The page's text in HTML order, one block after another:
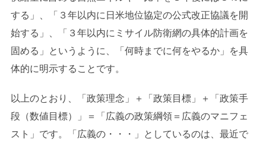
する」、「３年以内に日米地位協定の公式改正協議を開
始する」、「３年以内にミサイル防衛網の具体的計画を
固める」というように、「何時までに何をやるか」を具
体的に明示することです。
以上のとおり、「政策理念」＋「政策目標」＋「政策手
段（数値目標）」＝「広義の政策綱領＝広義のマニフェ
スト」です。「広義の・・・」としているのは、最近で